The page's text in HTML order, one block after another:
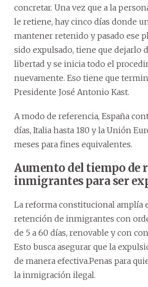
concretar. Una vez que a la
le retiene, hay cinco días donde
mantener retenido y pasado ese
sido expulsado, tiene que dejarlo
libertad y se inicia todo el
nuevamente. Eso tiene que
Presidente José Antonio Kast.
A modo de referencia, España
días, Italia hasta 180 y la Unión
meses para fines equivalentes.
Aumento del tiempo de
inmigrantes para ser
La reforma constitucional amplía
retención de inmigrantes con
de 5 a 60 días, renovable y con
Esto busca asegurar que la
de manera efectiva.Penas para
la inmigración ilegal.